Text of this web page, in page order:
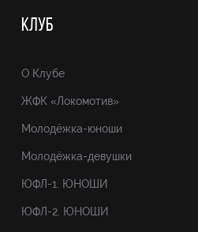
КЛУБ
О Клубе
ЖФК «Локомотив»
Молодёжка-юноши
Молодёжка-девушки
ЮФЛ-1. ЮНОШИ
ЮФЛ-2. ЮНОШИ